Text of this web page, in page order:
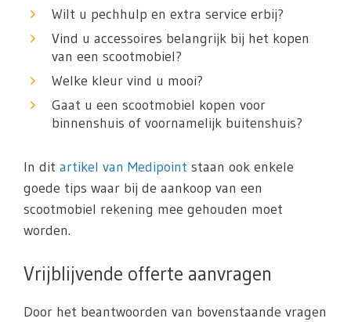
Wilt u pechhulp en extra service erbij?
Vind u accessoires belangrijk bij het kopen
van een scootmobiel?
Welke kleur vind u mooi?
Gaat u een scootmobiel kopen voor
binnenshuis of voornamelijk buitenshuis?
In dit artikel van Medipoint staan ook enkele
goede tips waar bij de aankoop van een
scootmobiel rekening mee gehouden moet
worden.
Vrijblijvende offerte aanvragen
Door het beantwoorden van bovenstaande vragen